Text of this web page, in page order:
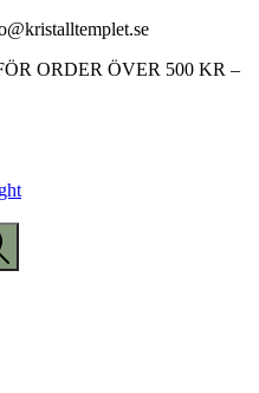
ORDER ÖVER 500 KR –